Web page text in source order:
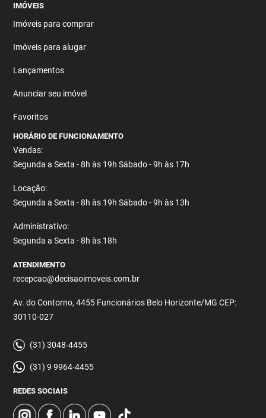
IMÓVEIS
Imóveis para comprar
Imóveis para alugar
Lançamentos
Anunciar seu imóvel
Favoritos
HORÁRIO DE FUNCIONAMENTO
Vendas:
Segunda a Sexta - 8h às 19h Sábado - 9h às 17h
Locação:
Segunda a Sexta - 8h às 19h Sábado - 9h às 13h
Administrativo:
Segunda a Sexta - 8h às 18h
ATENDIMENTO
recepcao@decisaoimoveis.com.br
Av. do Contorno, 4455 Funcionários Belo Horizonte/MG CEP:
30110-027
(31) 3048-4455
(31) 9 9964-4455
REDES SOCIAIS